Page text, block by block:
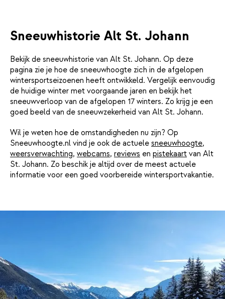
Sneeuwhistorie Alt St. Johann
Bekijk de sneeuwhistorie van Alt St. Johann. Op deze
pagina zie je hoe de sneeuwhoogte zich in de afgelopen
wintersportseizoenen heeft ontwikkeld. Vergelijk eenvoudig
de huidige winter met voorgaande jaren en bekijk het
sneeuwverloop van de afgelopen 17 winters. Zo krijg je een
goed beeld van de sneeuwzekerheid van Alt St. Johann.
Wil je weten hoe de omstandigheden nu zijn? Op
Sneeuwhoogte.nl vind je ook de actuele sneeuwhoogte,
weersverwachting, webcams, reviews en pistekaart van Alt
St. Johann. Zo beschik je altijd over de meest actuele
informatie voor een goed voorbereide wintersportvakantie.